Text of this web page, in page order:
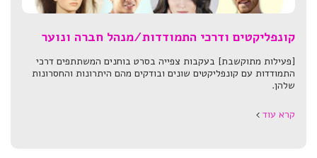
קונפליקטים ודרכי התמודדות/מנהל חברה ונוער
[פעילות מתוקשבת] בעקבות צפייה בסרט בוחנים המשתתפים דרכי
התמודדות עם קונפליקטים שונים ובודקים מהם היתרונות והחסרונות
שלהן.
קרא עוד